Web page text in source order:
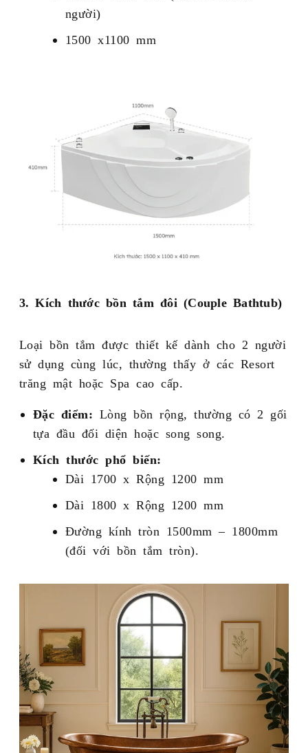
người)
1500 x1100 mm
3. Kích thước bồn tắm đôi (Couple Bathtub)
Loại bồn tắm được thiết kế dành cho 2 người
sử dụng cùng lúc, thường thấy ở các Resort
trăng mật hoặc Spa cao cấp.
Đặc điểm: Lòng bồn rộng, thường có 2 gối
tựa đầu đối diện hoặc song song.
Kích thước phổ biến:
Dài 1700 x Rộng 1200 mm
Dài 1800 x Rộng 1200 mm
Đường kính tròn 1500mm – 1800mm
(đối với bồn tắm tròn).